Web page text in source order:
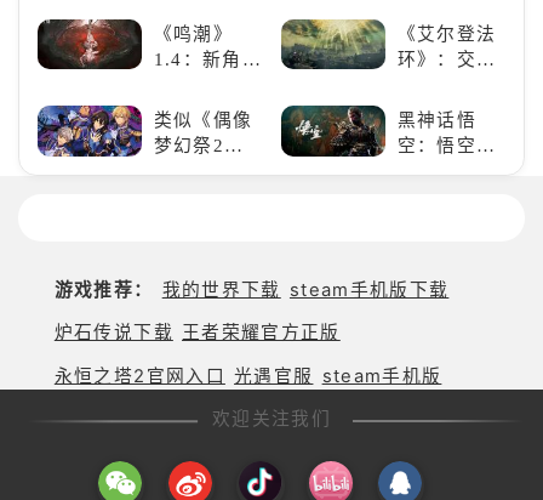
荐：体验沉
浸式解谜，
拾取遗失的
探索与极致
冒险
《鸣潮》
1.4：新角
情，全新冒
险体验！
《艾尔登法
环》：交界
奇与魂系新
巅峰
类似《偶像
梦幻祭2》
的二次元音
像团
黑神话悟
空：悟空携
万钧之力归
游戏推荐： 我的世界下载
steam手机版下载
炉石传说下载 王者荣耀官方正版
永恒之塔2官网入口 光遇官服
steam手机版
欢迎关注我们